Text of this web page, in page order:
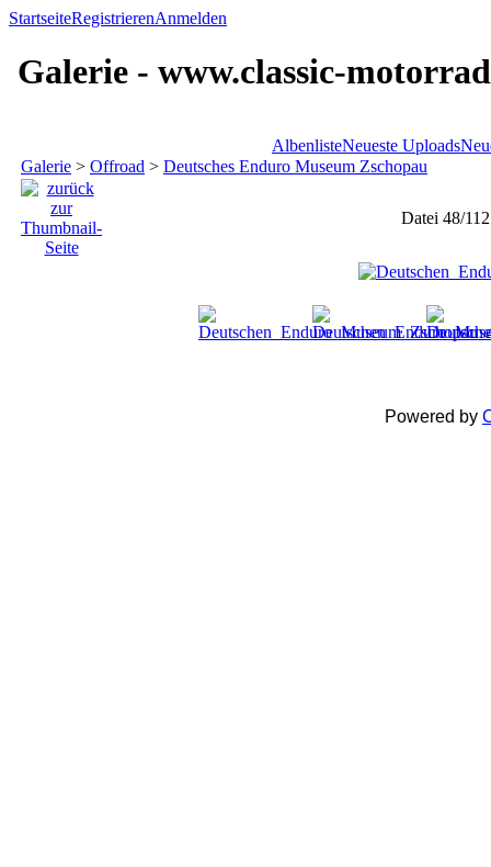
StartseiteRegistrierenAnmelden
Galerie - www.classic-
AlbenlisteNeueste Uploads
Galerie > Offroad > Deutsches Enduro Museum Zschopau
Datei 48/112
Powered by